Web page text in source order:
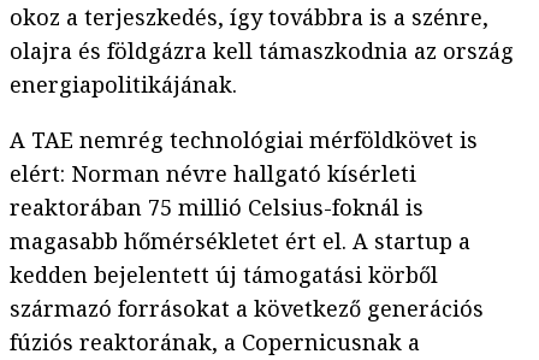
okoz a terjeszkedés, így továbbra is a szénre,
olajra és földgázra kell támaszkodnia az ország
energiapolitikájának.
A TAE nemrég technológiai mérföldkövet is
elért: Norman névre hallgató kísérleti
reaktorában 75 millió Celsius-foknál is
magasabb hőmérsékletet ért el. A startup a
kedden bejelentett új támogatási körből
származó forrásokat a következő generációs
fúziós reaktorának, a Copernicusnak a